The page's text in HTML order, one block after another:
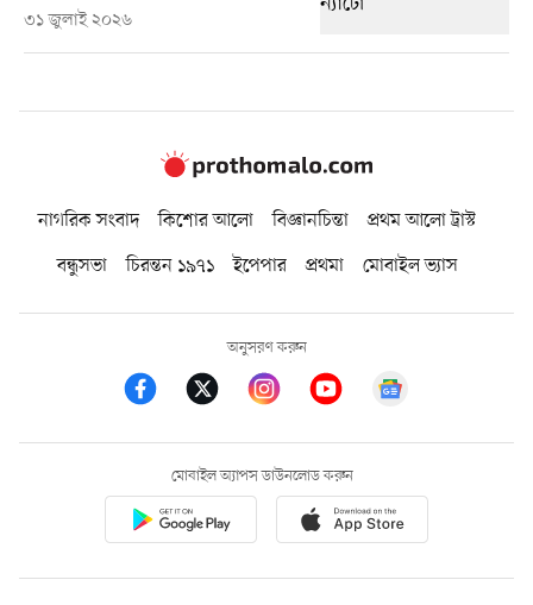
৩১ জুলাই ২০২৬
নাগরিক সংবাদ কিশোর আলো বিজ্ঞানচিন্তা
প্রথম আলো ট্রাস্ট
বন্ধুসভা
চিরন্তন ১৯৭১ ইপেপার প্রথমা মোবাইল ভ্যাস
অনুসরণ করুন
মোবাইল অ্যাপস ডাউনলোড করুন